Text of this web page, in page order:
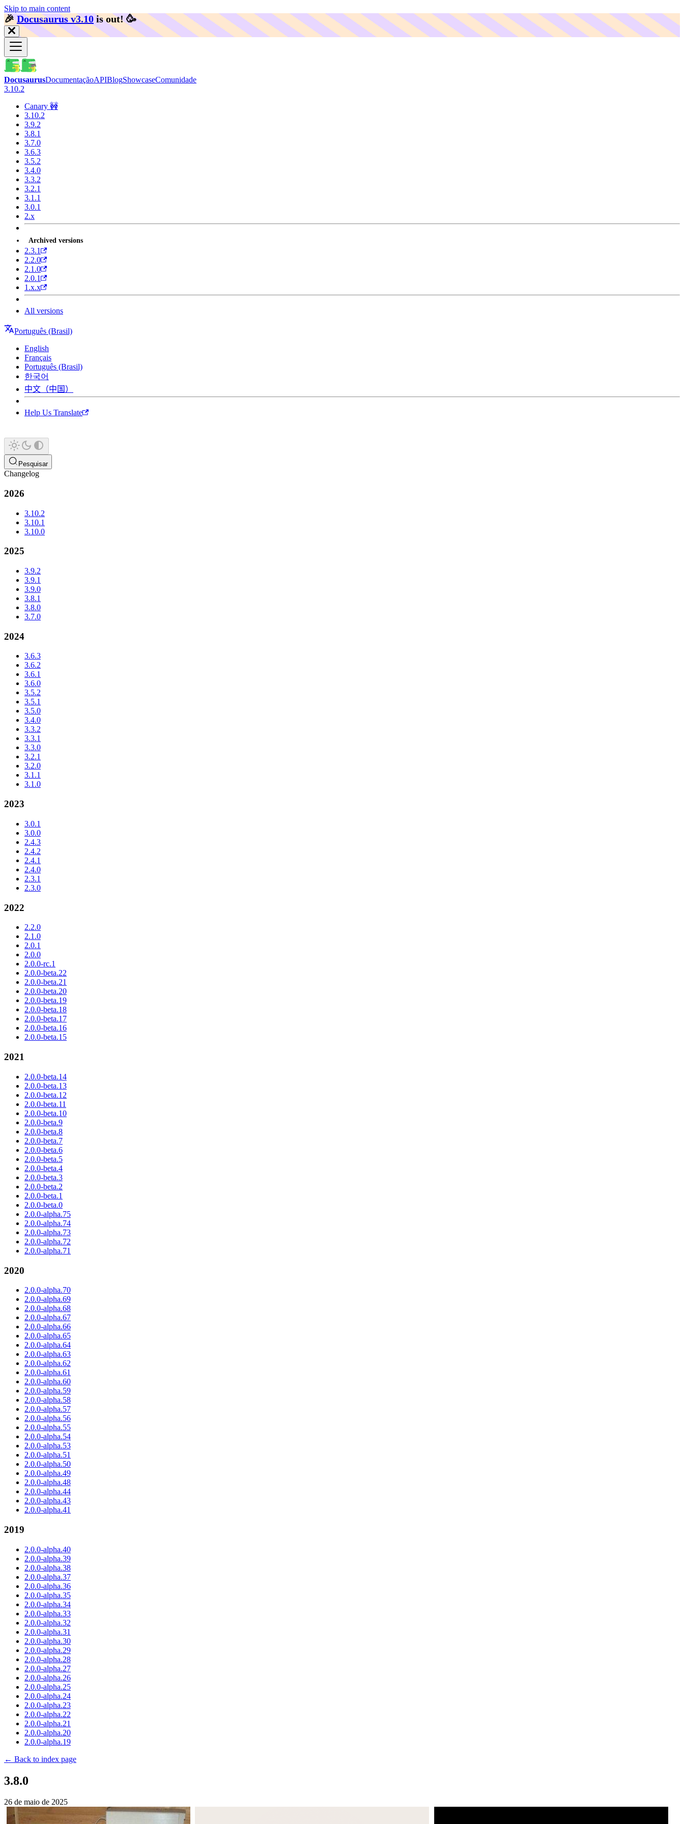
Skip to main content
🎉️Docusaurus v3.10 is out! 🥳️
DocusaurusDocumentaçãoAPIBlogShowcaseComunidade
3.10.2
Canary 🚧
3.10.2
3.9.2
3.8.1
3.7.0
3.6.3
3.5.2
3.4.0
3.3.2
3.2.1
3.1.1
3.0.1
2.x
Archived versions
2.3.1
2.2.0
2.1.0
2.0.1
1.x.x
All versions
Português (Brasil)
English
Français
Português (Brasil)
한국어
中文（中国）
Help Us Translate
Pesquisar
Changelog
2026
3.10.2
3.10.1
3.10.0
2025
3.9.2
3.9.1
3.9.0
3.8.1
3.8.0
3.7.0
2024
3.6.3
3.6.2
3.6.1
3.6.0
3.5.2
3.5.1
3.5.0
3.4.0
3.3.2
3.3.1
3.3.0
3.2.1
3.2.0
3.1.1
3.1.0
2023
3.0.1
3.0.0
2.4.3
2.4.2
2.4.1
2.4.0
2.3.1
2.3.0
2022
2.2.0
2.1.0
2.0.1
2.0.0
2.0.0-rc.1
2.0.0-beta.22
2.0.0-beta.21
2.0.0-beta.20
2.0.0-beta.19
2.0.0-beta.18
2.0.0-beta.17
2.0.0-beta.16
2.0.0-beta.15
2021
2.0.0-beta.14
2.0.0-beta.13
2.0.0-beta.12
2.0.0-beta.11
2.0.0-beta.10
2.0.0-beta.9
2.0.0-beta.8
2.0.0-beta.7
2.0.0-beta.6
2.0.0-beta.5
2.0.0-beta.4
2.0.0-beta.3
2.0.0-beta.2
2.0.0-beta.1
2.0.0-beta.0
2.0.0-alpha.75
2.0.0-alpha.74
2.0.0-alpha.73
2.0.0-alpha.72
2.0.0-alpha.71
2020
2.0.0-alpha.70
2.0.0-alpha.69
2.0.0-alpha.68
2.0.0-alpha.67
2.0.0-alpha.66
2.0.0-alpha.65
2.0.0-alpha.64
2.0.0-alpha.63
2.0.0-alpha.62
2.0.0-alpha.61
2.0.0-alpha.60
2.0.0-alpha.59
2.0.0-alpha.58
2.0.0-alpha.57
2.0.0-alpha.56
2.0.0-alpha.55
2.0.0-alpha.54
2.0.0-alpha.53
2.0.0-alpha.51
2.0.0-alpha.50
2.0.0-alpha.49
2.0.0-alpha.48
2.0.0-alpha.44
2.0.0-alpha.43
2.0.0-alpha.41
2019
2.0.0-alpha.40
2.0.0-alpha.39
2.0.0-alpha.38
2.0.0-alpha.37
2.0.0-alpha.36
2.0.0-alpha.35
2.0.0-alpha.34
2.0.0-alpha.33
2.0.0-alpha.32
2.0.0-alpha.31
2.0.0-alpha.30
2.0.0-alpha.29
2.0.0-alpha.28
2.0.0-alpha.27
2.0.0-alpha.26
2.0.0-alpha.25
2.0.0-alpha.24
2.0.0-alpha.23
2.0.0-alpha.22
2.0.0-alpha.21
2.0.0-alpha.20
2.0.0-alpha.19
← Back to index page
3.8.0
26 de maio de 2025